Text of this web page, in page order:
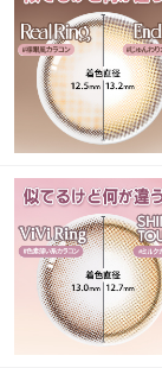
装着期間
1 Day
1 Month
よりどりキット
カラー
ブラウン
グレー
ヘーゼル